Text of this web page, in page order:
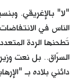
إفتتاحية
فكرة
دفاتر
الناس في
تَطحنها الردة
السرّاق.. بل نعت وزير
دائني بلاده بـ